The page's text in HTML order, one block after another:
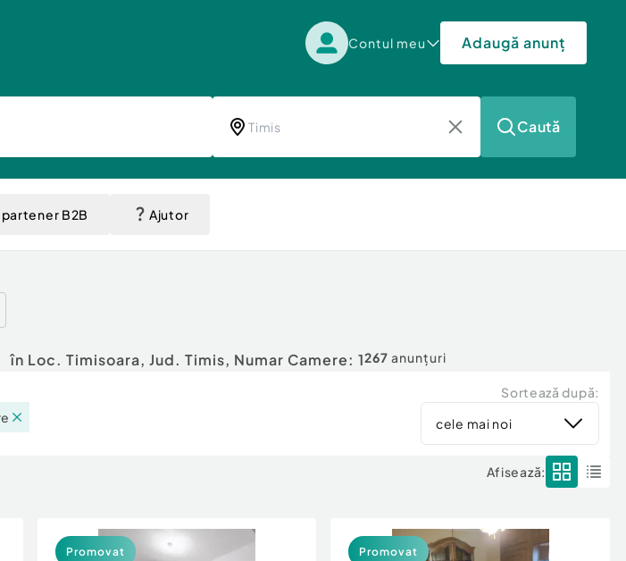
Contul meu Adaugă anunț
Caută
B2B Ajutor
în Loc. Timisoara, Jud. Timis, Numar Camere: 1267 anunțuri
Sortează după:
cele mai noi
Afisează:
Promovat Promovat